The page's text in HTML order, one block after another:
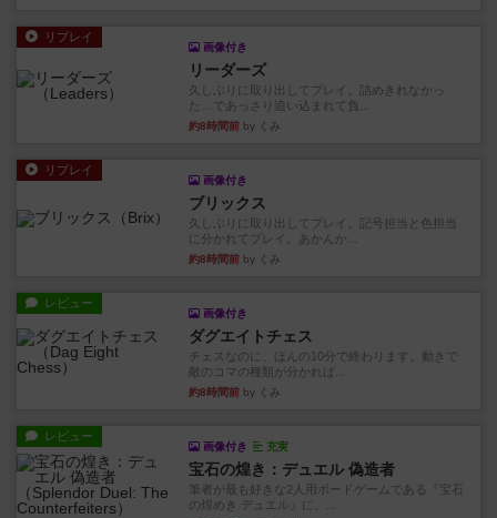
リプレイ
画像付き
リーダーズ
久しぶりに取り出してプレイ。詰めきれなかっ
た…であっさり追い込まれて負...
約8時間前 by くみ
リプレイ
画像付き
ブリックス
久しぶりに取り出してプレイ。記号担当と色担当
に分かれてプレイ。あかんか...
約8時間前 by くみ
レビュー
画像付き
ダグエイトチェス
チェスなのに、ほんの10分で終わります。動きで
敵のコマの種類が分かれば...
約8時間前 by くみ
レビュー
画像付き 充実
宝石の煌き：デュエル 偽造者
筆者が最も好きな2人用ボードゲームである『宝石
の煌めき デュエル』に、...